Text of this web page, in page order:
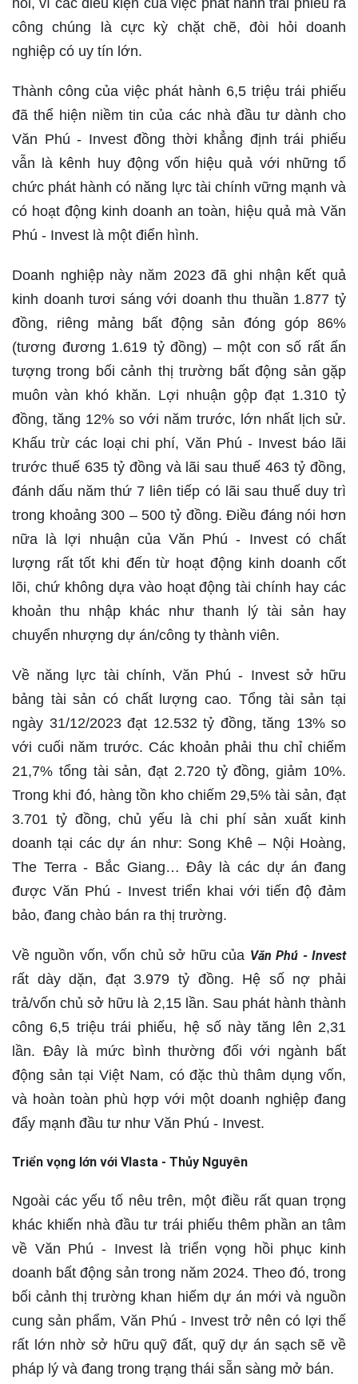
hoi, vì các điều kiện của việc phát hành trái phiếu ra
công chúng là cực kỳ chặt chẽ, đòi hỏi doanh
nghiệp có uy tín lớn.
Thành công của việc phát hành 6,5 triệu trái phiếu
đã thể hiện niềm tin của các nhà đầu tư dành cho
Văn Phú - Invest đồng thời khẳng định trái phiếu
vẫn là kênh huy động vốn hiệu quả với những tổ
chức phát hành có năng lực tài chính vững mạnh và
có hoạt động kinh doanh an toàn, hiệu quả mà Văn
Phú - Invest là một điển hình.
Doanh nghiệp này năm 2023 đã ghi nhận kết quả
kinh doanh tươi sáng với doanh thu thuần 1.877 tỷ
đồng, riêng mảng bất động sản đóng góp 86%
(tương đương 1.619 tỷ đồng) – một con số rất ấn
tượng trong bối cảnh thị trường bất động sản gặp
muôn vàn khó khăn. Lợi nhuận gộp đạt 1.310 tỷ
đồng, tăng 12% so với năm trước, lớn nhất lịch sử.
Khấu trừ các loại chi phí, Văn Phú - Invest báo lãi
trước thuế 635 tỷ đồng và lãi sau thuế 463 tỷ đồng,
đánh dấu năm thứ 7 liên tiếp có lãi sau thuế duy trì
trong khoảng 300 – 500 tỷ đồng. Điều đáng nói hơn
nữa là lợi nhuận của Văn Phú - Invest có chất
lượng rất tốt khi đến từ hoạt động kinh doanh cốt
lõi, chứ không dựa vào hoạt động tài chính hay các
khoản thu nhập khác như thanh lý tài sản hay
chuyển nhượng dự án/công ty thành viên.
Về năng lực tài chính, Văn Phú - Invest sở hữu
bảng tài sản có chất lượng cao. Tổng tài sản tại
ngày 31/12/2023 đạt 12.532 tỷ đồng, tăng 13% so
với cuối năm trước. Các khoản phải thu chỉ chiếm
21,7% tổng tài sản, đạt 2.720 tỷ đồng, giảm 10%.
Trong khi đó, hàng tồn kho chiếm 29,5% tài sản, đạt
3.701 tỷ đồng, chủ yếu là chi phí sản xuất kinh
doanh tại các dự án như: Song Khê – Nội Hoàng,
The Terra - Bắc Giang… Đây là các dự án đang
được Văn Phú - Invest triển khai với tiến độ đảm
bảo, đang chào bán ra thị trường.
Về nguồn vốn, vốn chủ sở hữu của Văn Phú - Invest
rất dày dặn, đạt 3.979 tỷ đồng. Hệ số nợ phải
trả/vốn chủ sở hữu là 2,15 lần. Sau phát hành thành
công 6,5 triệu trái phiếu, hệ số này tăng lên 2,31
lần. Đây là mức bình thường đối với ngành bất
động sản tại Việt Nam, có đặc thù thâm dụng vốn,
và hoàn toàn phù hợp với một doanh nghiệp đang
đẩy mạnh đầu tư như Văn Phú - Invest.
Triển vọng lớn với Vlasta - Thủy Nguyên
Ngoài các yếu tố nêu trên, một điều rất quan trọng
khác khiến nhà đầu tư trái phiếu thêm phần an tâm
về Văn Phú - Invest là triển vọng hồi phục kinh
doanh bất động sản trong năm 2024. Theo đó, trong
bối cảnh thị trường khan hiếm dự án mới và nguồn
cung sản phẩm, Văn Phú - Invest trở nên có lợi thế
rất lớn nhờ sở hữu quỹ đất, quỹ dự án sạch sẽ về
pháp lý và đang trong trạng thái sẵn sàng mở bán.